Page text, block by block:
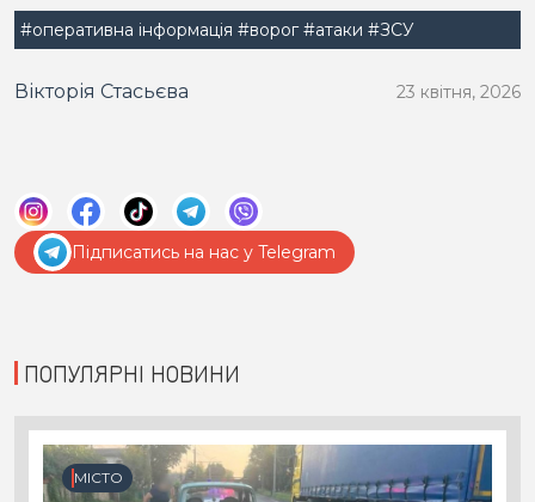
#оперативна інформація #ворог #атаки #ЗСУ
Вікторія Стасьєва 23 квітня, 2026
Підписатись на нас у Telegram
ПОПУЛЯРНІ НОВИНИ
МІСТО